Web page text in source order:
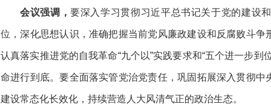
会议强调，要深入学习贯彻习近平总书记关于党的建设
位，深化思想认识，准确把握当前党风廉政建设和反腐败斗
认真落实推进党的自我革命“九个以”实践要求和“五个进一步到
命进行到底。要全面落实管党治党责任，巩固拓展深入贯彻
建设常态化长效化，持续营造人大风清气正的政治生态。